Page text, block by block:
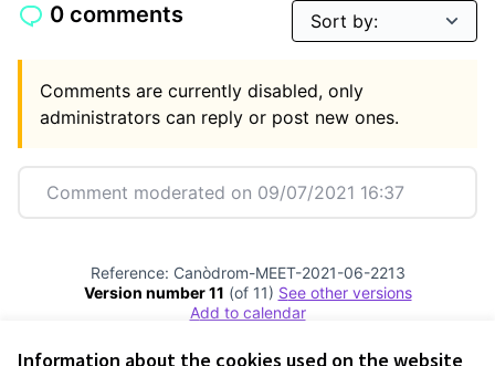
Information about the cookies used on the website
0 comments
Comments are currently disabled, only
administrators can reply or post new ones.
Comment moderated on 09/07/2021 16:37
Reference: Canòdrom-MEET-2021-06-2213
Version number 11 (of 11)
see other versions
Add to calendar